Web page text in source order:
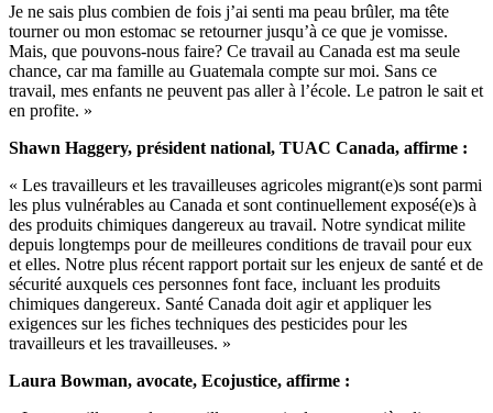
Je ne sais plus combien de fois j’ai senti ma peau brûler, ma tête
tourner ou mon estomac se retourner jusqu’à ce que je vomisse.
Mais, que pouvons-nous faire? Ce travail au Canada est ma seule
chance, car ma famille au Guatemala compte sur moi. Sans ce
travail, mes enfants ne peuvent pas aller à l’école. Le patron le sait et
en profite. »
Shawn Haggery, président national, TUAC Canada, affirme :
« Les travailleurs et les travailleuses agricoles migrant(e)s sont parmi
les plus vulnérables au Canada et sont continuellement exposé(e)s à
des produits chimiques dangereux au travail. Notre syndicat milite
depuis longtemps pour de meilleures conditions de travail pour eux
et elles. Notre plus récent rapport portait sur les enjeux de santé et de
sécurité auxquels ces personnes font face, incluant les produits
chimiques dangereux. Santé Canada doit agir et appliquer les
exigences sur les fiches techniques des pesticides pour les
travailleurs et les travailleuses. »
Laura Bowman, avocate, Ecojustice, affirme :